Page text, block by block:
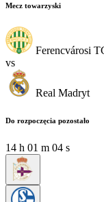
Mecz towarzyski
Ferencvárosi
vs
Real Madryt
Do rozpoczęcia pozostało
14 h 01 m 02 s